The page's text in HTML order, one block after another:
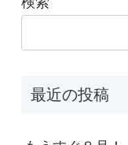
最近の投稿